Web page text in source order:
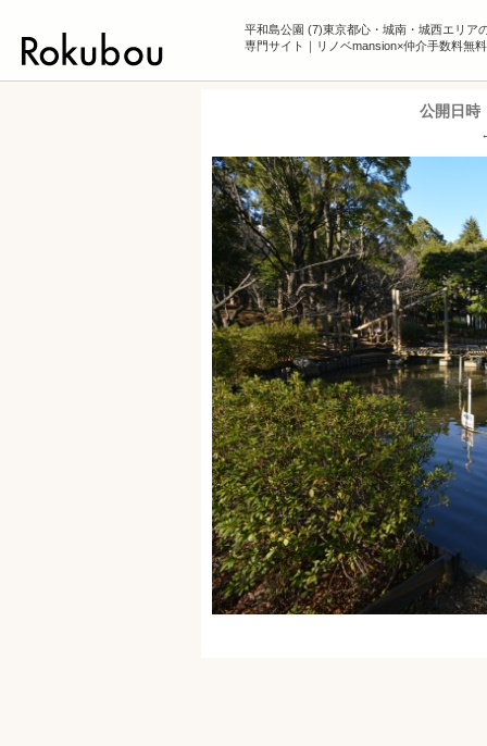
平和島公園 (7)東京都心・城南・城西エリア
専門サイト｜リノベmansion×仲介手数料無料
公開日時